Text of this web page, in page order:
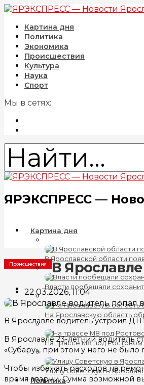
Картина дня
Политика
Экономика
Происшествия
Культура
Наука
Спорт
Мы в сетях:
ЯРЭКСПРЕСС —
Картина дня
В Ярославской области
Власти пообещали
На Ярославскую область
На трассе М8 под
Улицу Советскую в
Политика
Происшествия В
22.03.2026, 11:04
В Ярославле водитель устроил
В Ярославле 23-летний водитель
«Субару», при этом у него не
Чтобы избежать расходов на
время аварии. Сумма возможной